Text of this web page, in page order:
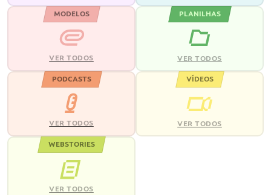
MODELOS
VER TODOS
PLANILHAS
VER TODOS
PODCASTS
VER TODOS
VÍDEOS
VER TODOS
WEBSTORIES
VER TODOS